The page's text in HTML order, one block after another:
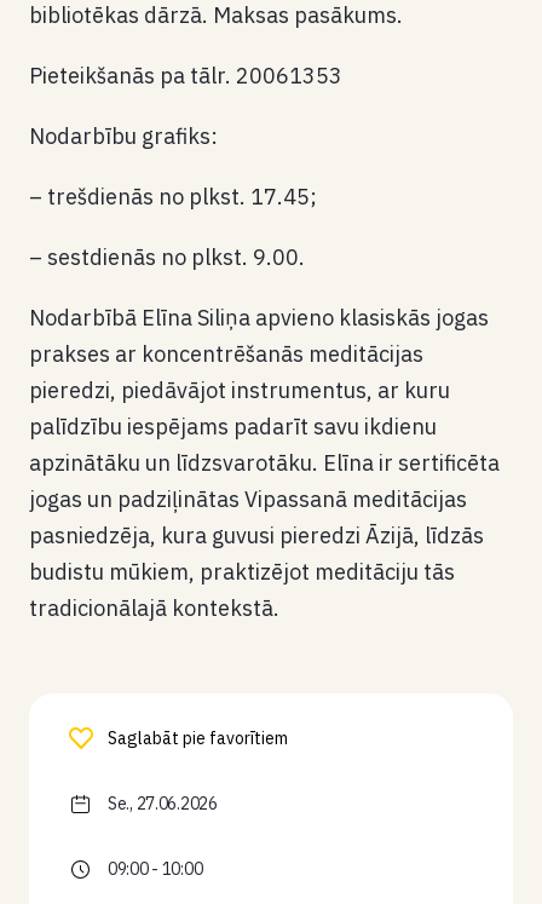
bibliotēkas dārzā. Maksas pasākums.
Pieteikšanās pa tālr. 20061353
Nodarbību grafiks:
– trešdienās no plkst. 17.45;
– sestdienās no plkst. 9.00.
Nodarbībā Elīna Siliņa apvieno klasiskās jogas
prakses ar koncentrēšanās meditācijas
pieredzi, piedāvājot instrumentus, ar kuru
palīdzību iespējams padarīt savu ikdienu
apzinātāku un līdzsvarotāku. Elīna ir sertificēta
jogas un padziļinātas Vipassanā meditācijas
pasniedzēja, kura guvusi pieredzi Āzijā, līdzās
budistu mūkiem, praktizējot meditāciju tās
tradicionālajā kontekstā.
Saglabāt pie favorītiem
Se., 27.06.2026
09:00 - 10:00